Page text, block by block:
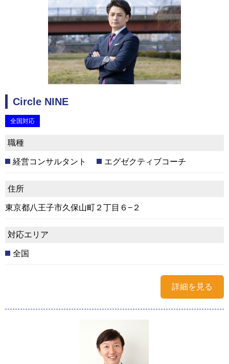
Circle NINE
全国対応
職種
経営コンサルタント エグゼクティブコーチ
住所
東京都八王子市久保山町２丁目６−２
対応エリア
全国
詳細を見る